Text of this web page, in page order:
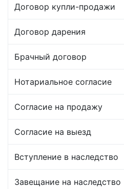
Договор купли-продажи
Договор дарения
Брачный договор
Нотариальное согласие
Согласие на продажу
Согласие на выезд
Вступление в наследство
Завещание на наследство